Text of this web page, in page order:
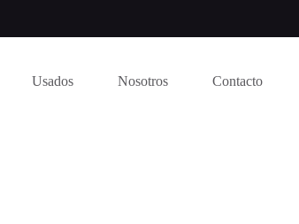
Usados Nosotros Contacto